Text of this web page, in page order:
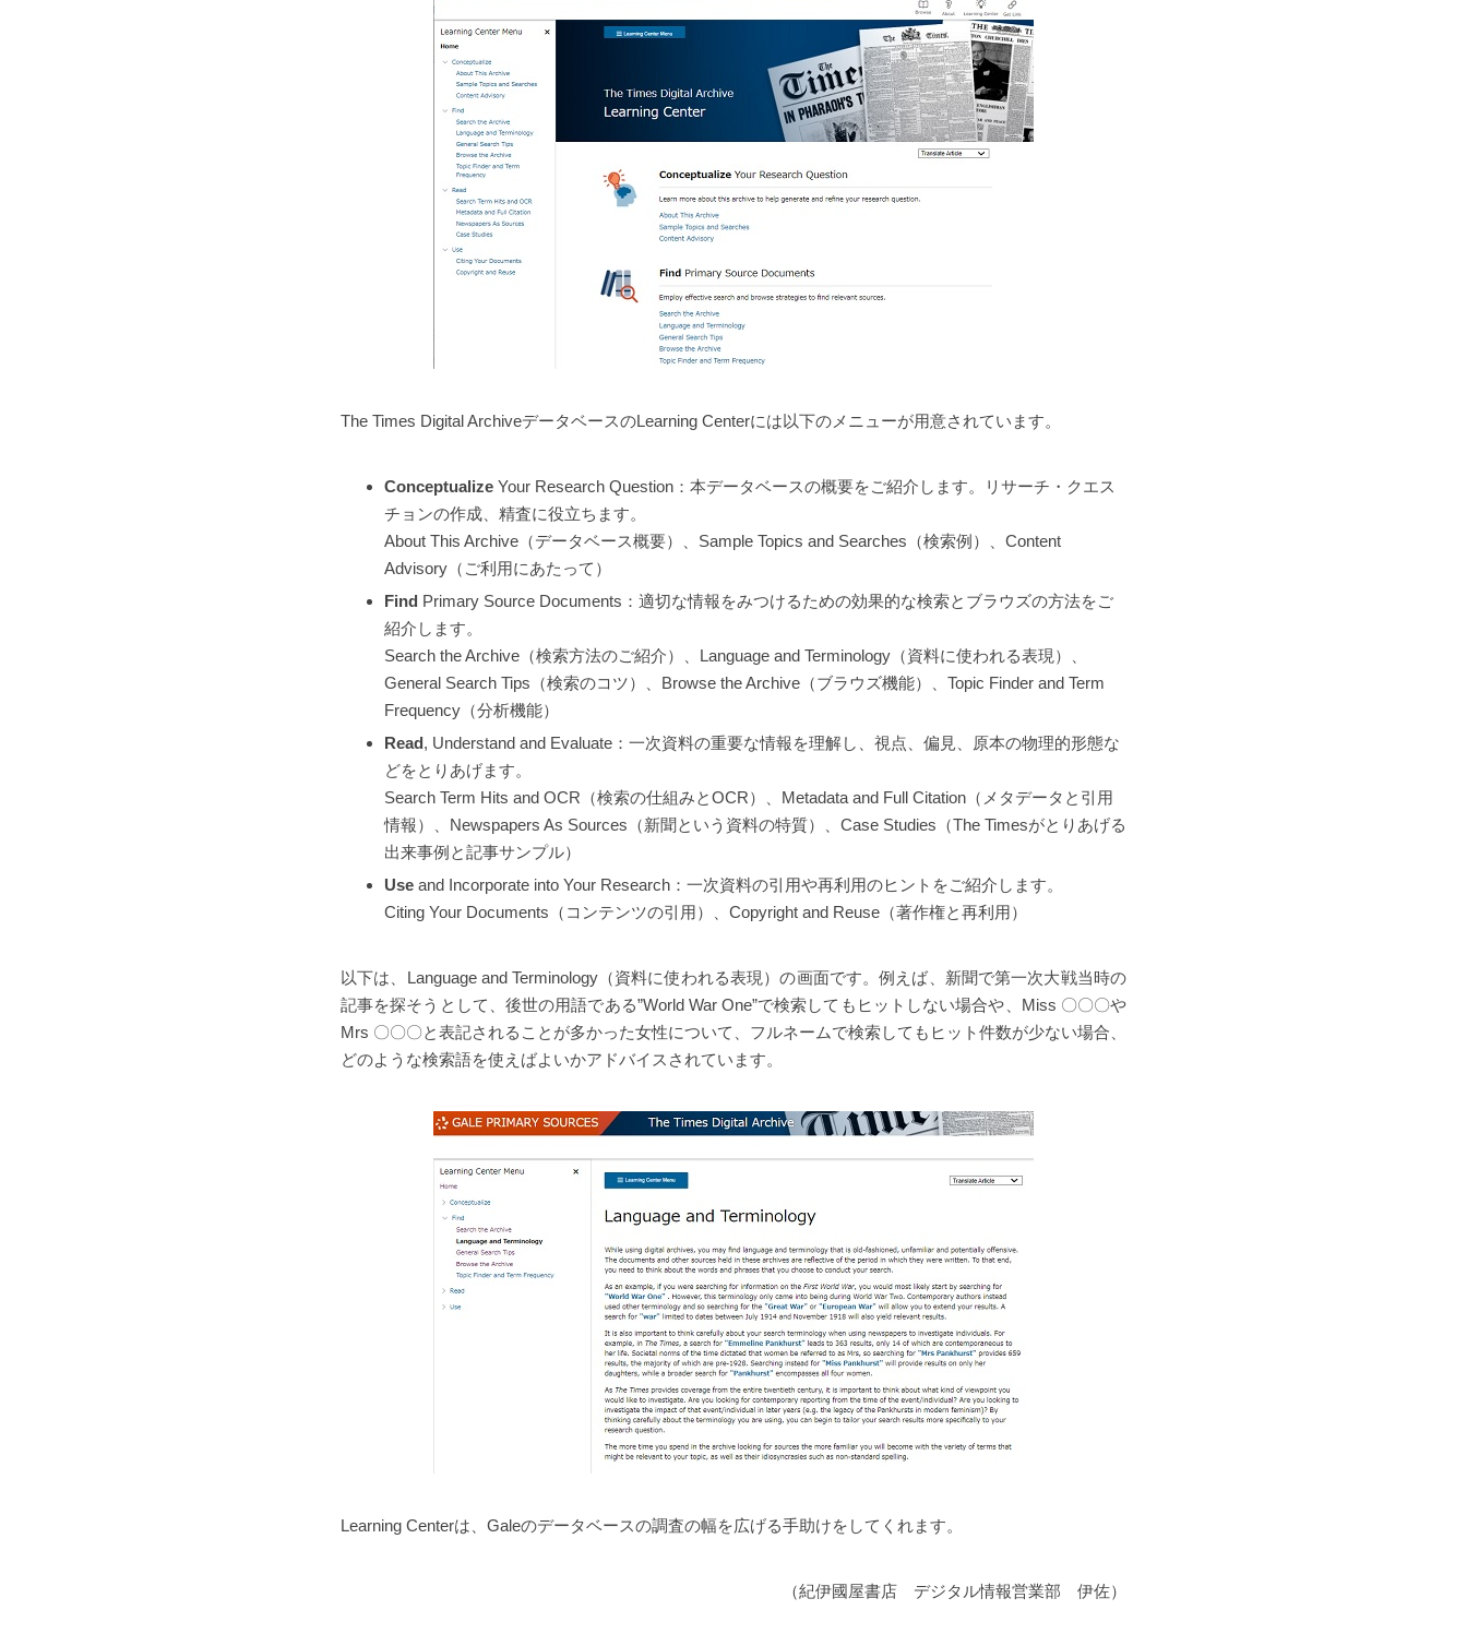
The Times Digital ArchiveデータベースのLearning Centerには以下のメニューが用意されています。
Conceptualize Your Research Question：本データベースの概要をご紹介します。リサーチ・クエス
チョンの作成、精査に役立ちます。
About This Archive（データベース概要）、Sample Topics and Searches（検索例）、Content
Advisory（ご利用にあたって）
Find Primary Source Documents：適切な情報をみつけるための効果的な検索とブラウズの方法をご
紹介します。
Search the Archive（検索方法のご紹介）、Language and Terminology（資料に使われる表現）、
General Search Tips（検索のコツ）、Browse the Archive（ブラウズ機能）、Topic Finder and Term
Frequency（分析機能）
Read, Understand and Evaluate：一次資料の重要な情報を理解し、視点、偏見、原本の物理的形態な
どをとりあげます。
Search Term Hits and OCR（検索の仕組みとOCR）、Metadata and Full Citation（メタデータと引用
情報）、Newspapers As Sources（新聞という資料の特質）、Case Studies（The Timesがとりあげる
出来事例と記事サンプル）
Use and Incorporate into Your Research：一次資料の引用や再利用のヒントをご紹介します。
Citing Your Documents（コンテンツの引用）、Copyright and Reuse（著作権と再利用）
以下は、Language and Terminology（資料に使われる表現）の画面です。例えば、新聞で第一次大戦当時の
記事を探そうとして、後世の用語である”World War One”で検索してもヒットしない場合や、Miss 〇〇〇や
Mrs 〇〇〇と表記されることが多かった女性について、フルネームで検索してもヒット件数が少ない場合、
どのような検索語を使えばよいかアドバイスされています。
Learning Centerは、Galeのデータベースの調査の幅を広げる手助けをしてくれます。
（紀伊國屋書店 デジタル情報営業部 伊佐）